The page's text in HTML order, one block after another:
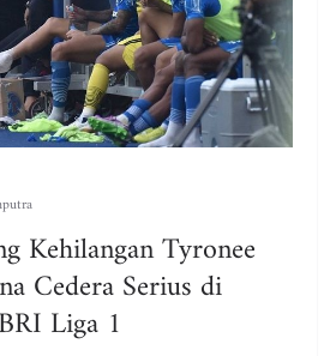
Kehilangan Tyronee
Cedera Serius di
Liga 1